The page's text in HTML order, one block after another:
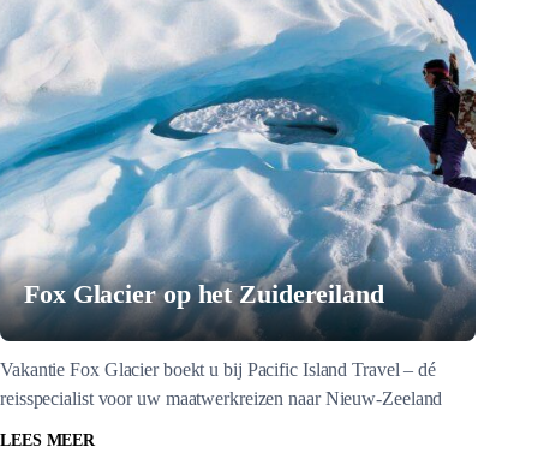
Fox Glacier op het Zuidereiland
Vakantie Fox Glacier boekt u bij Pacific Island Travel – dé
reisspecialist voor uw maatwerkreizen naar Nieuw-Zeeland
LEES MEER